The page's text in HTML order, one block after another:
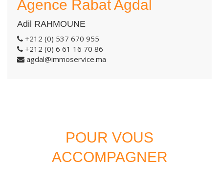
Agence Rabat Agdal
Adil RAHMOUNE
+212 (0) 537 670 955
+212 (0) 6 61 16 70 86
agdal@immoservice.ma
POUR VOUS
ACCOMPAGNER